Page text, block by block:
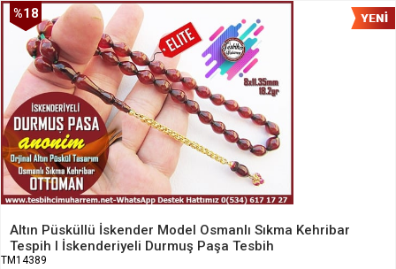
Altın Püsküllü İskender Model Osmanlı Sıkma Kehribar
Tespih I İskenderiyeli Durmuş Paşa Tesbih
TM14389
%18
İndirim